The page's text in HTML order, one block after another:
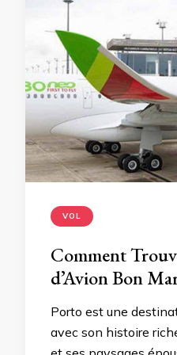
VOL
Comment
d’Avion Bon
Porto est une
avec son histoire